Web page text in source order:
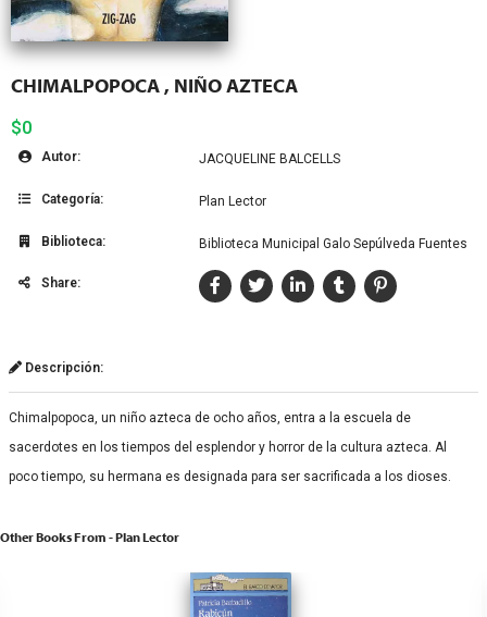
CHIMALPOPOCA , NIÑO AZTECA
$0
Autor: JACQUELINE BALCELLS
Categoría: Plan Lector
Biblioteca: Biblioteca Municipal Galo Sepúlveda Fuentes
Share:
Descripción:
Chimalpopoca, un niño azteca de ocho años, entra a la escuela de
sacerdotes en los tiempos del esplendor y horror de la cultura azteca. Al
poco tiempo, su hermana es designada para ser sacrificada a los dioses.
Other Books From - Plan Lector